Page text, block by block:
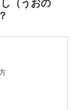
（うおの